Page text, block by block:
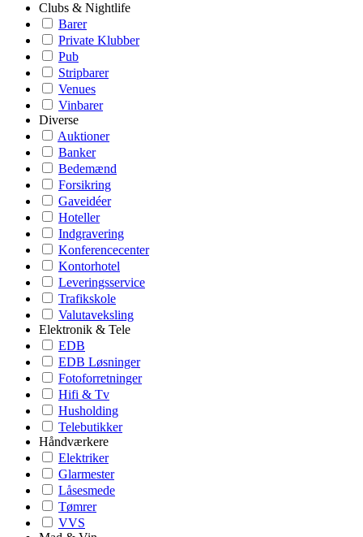
Clubs & Nightlife
Barer
Private Klubber
Pub
Stripbarer
Venues
Vinbarer
Diverse
Auktioner
Banker
Bedemænd
Forsikring
Gaveidéer
Hoteller
Indgravering
Konferencecenter
Kontorhotel
Leveringsservice
Trafikskole
Valutaveksling
Elektronik & Tele
EDB
EDB Løsninger
Fotoforretninger
Hifi & Tv
Husholding
Telebutikker
Håndværkere
Elektriker
Glarmester
Låsesmede
Tømrer
VVS